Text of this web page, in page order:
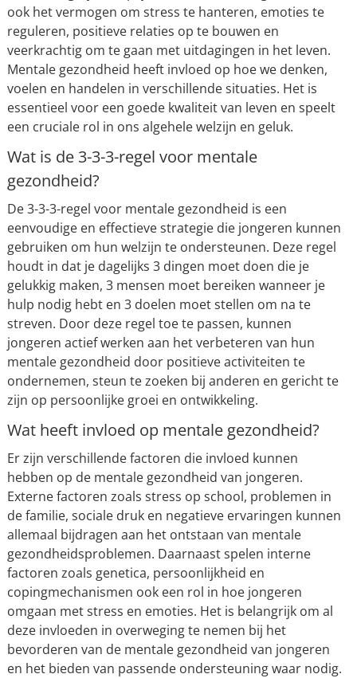
ook het vermogen om stress te hanteren, emoties te
reguleren, positieve relaties op te bouwen en
veerkrachtig om te gaan met uitdagingen in het leven.
Mentale gezondheid heeft invloed op hoe we denken,
voelen en handelen in verschillende situaties. Het is
essentieel voor een goede kwaliteit van leven en speelt
een cruciale rol in ons algehele welzijn en geluk.
Wat is de 3-3-3-regel voor mentale
gezondheid?
De 3-3-3-regel voor mentale gezondheid is een
eenvoudige en effectieve strategie die jongeren kunnen
gebruiken om hun welzijn te ondersteunen. Deze regel
houdt in dat je dagelijks 3 dingen moet doen die je
gelukkig maken, 3 mensen moet bereiken wanneer je
hulp nodig hebt en 3 doelen moet stellen om na te
streven. Door deze regel toe te passen, kunnen
jongeren actief werken aan het verbeteren van hun
mentale gezondheid door positieve activiteiten te
ondernemen, steun te zoeken bij anderen en gericht te
zijn op persoonlijke groei en ontwikkeling.
Wat heeft invloed op mentale gezondheid?
Er zijn verschillende factoren die invloed kunnen
hebben op de mentale gezondheid van jongeren.
Externe factoren zoals stress op school, problemen in
de familie, sociale druk en negatieve ervaringen kunnen
allemaal bijdragen aan het ontstaan van mentale
gezondheidsproblemen. Daarnaast spelen interne
factoren zoals genetica, persoonlijkheid en
copingmechanismen ook een rol in hoe jongeren
omgaan met stress en emoties. Het is belangrijk om al
deze invloeden in overweging te nemen bij het
bevorderen van de mentale gezondheid van jongeren
en het bieden van passende ondersteuning waar nodig.